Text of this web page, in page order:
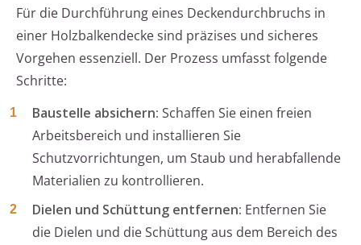
Für die Durchführung eines Deckendurchbruchs in
einer Holzbalkendecke sind präzises und sicheres
Vorgehen essenziell. Der Prozess umfasst folgende
Schritte:
Baustelle absichern: Schaffen Sie einen freien
Arbeitsbereich und installieren Sie
Schutzvorrichtungen, um Staub und herabfallende
Materialien zu kontrollieren.
Dielen und Schüttung entfernen: Entfernen Sie
die Dielen und die Schüttung aus dem Bereich des